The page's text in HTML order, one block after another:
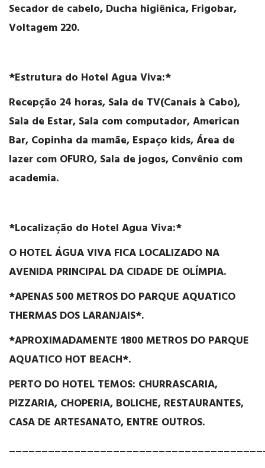
Secador de cabelo, Ducha higiênica, Frigobar,
Voltagem 220.
*Estrutura do Hotel Agua Viva:*
Recepção 24 horas, Sala de TV(Canais à Cabo),
Sala de Estar, Sala com computador, American
Bar, Copinha da mamãe, Espaço kids, Área de
lazer com OFURO, Sala de jogos, Convênio com
academia.
*Localização do Hotel Agua Viva:*
O HOTEL ÁGUA VIVA FICA LOCALIZADO NA
AVENIDA PRINCIPAL DA CIDADE DE OLÍMPIA.
*APENAS 500 METROS DO PARQUE AQUATICO
THERMAS DOS LARANJAIS*.
*APROXIMADAMENTE 1800 METROS DO PARQUE
AQUATICO HOT BEACH*.
PERTO DO HOTEL TEMOS: CHURRASCARIA,
PIZZARIA, CHOPERIA, BOLICHE, RESTAURANTES,
CASA DE ARTESANATO, ENTRE OUTROS.